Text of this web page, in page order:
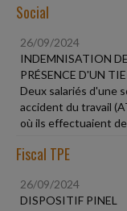
Social
26/09/2024
INDEMNISATION
PRÉSENCE D'UN
Deux salariés d'une
accident du travail
où ils effectuaient
Fiscal TPE
26/09/2024
DISPOSITIF PINEL